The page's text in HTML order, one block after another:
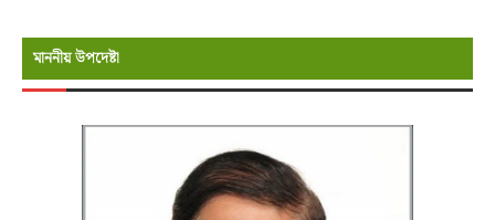
মাননীয় উপদেষ্টা